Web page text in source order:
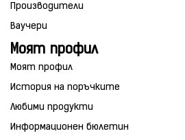
Производители
Ваучери
Моят профил
Моят профил
История на поръчките
Любими продукти
Информационен бюлетин